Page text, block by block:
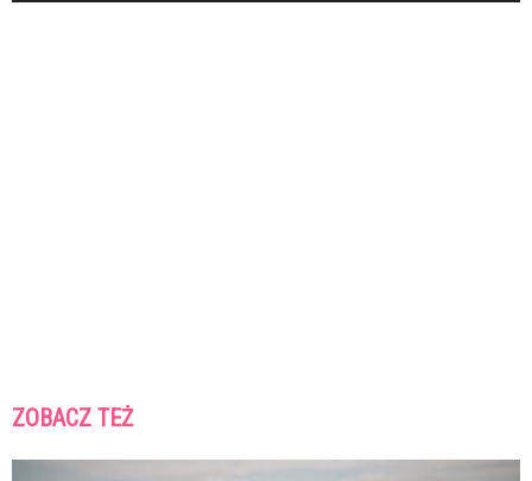
ZOBACZ TEŻ